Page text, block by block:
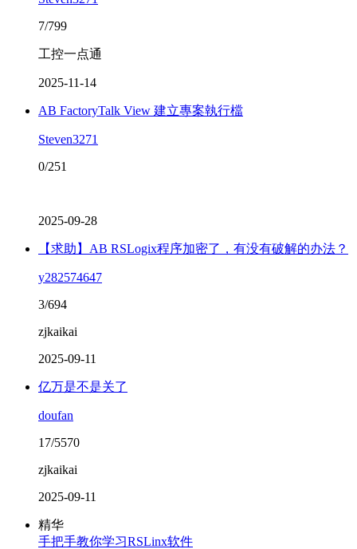
7/799
工控一点通
2025-11-14
AB FactoryTalk View 建立專案執行檔
Steven3271
0/251
2025-09-28
【求助】AB RSLogix程序加密了，有没有破解的办法？
y282574647
3/694
zjkaikai
2025-09-11
亿万是不是关了
doufan
17/5570
zjkaikai
2025-09-11
精华
手把手教你学习RSLinx软件